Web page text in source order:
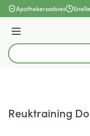
Ga naar de inhoud
Apothekersadvies
Menu
Product, merk,
Reuktraining